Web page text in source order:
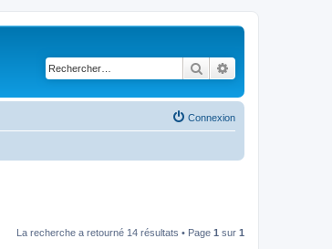
Rechercher
Connexion
La recherche a retourné 14 résultats • Page 1 sur 1